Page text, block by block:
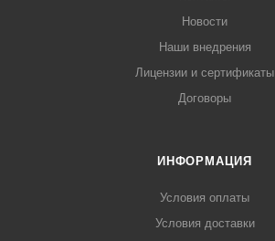
Новости
Наши внедрения
Лицензии и сертификаты
Договоры
ИНФОРМАЦИЯ
Условия оплаты
Условия доставки